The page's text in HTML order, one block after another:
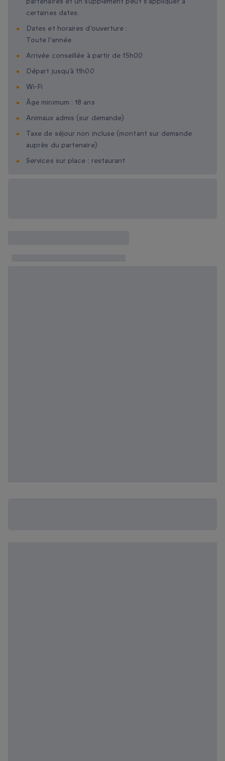
certaines dates.
Dates et horaires d'ouverture :
Toute l'année.
Arrivée conseillée à partir de 15h00
Départ jusqu’à 11h00
Wi-Fi
Âge minimum : 18 ans
Animaux admis (sur demande)
Taxe de séjour non incluse (montant sur demande
auprès du partenaire)
Services sur place : restaurant